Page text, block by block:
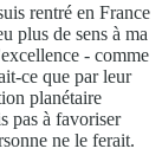
rentré en France
plus de sens à ma
- comme
ce que par leur
planétaire
pas à favoriser
ne le ferait.